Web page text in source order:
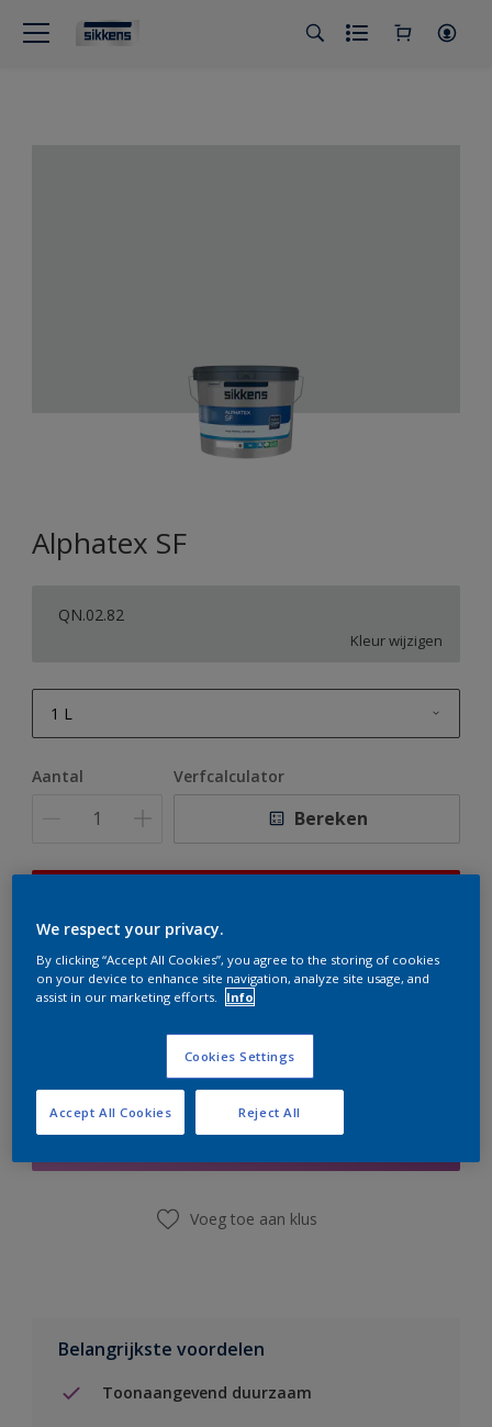
Alphatex SF
QN.02.82
Kleur wijzigen
1 L
10 L
Aantal Verfcalculator
Bereken
te bestellen. Houd de website in de gaten, we werken
er hard aan om de voorraad aan te vullen.
Boodschappenlijst
Voeg toe aan klus
Belangrijkste voordelen
Toonaangevend duurzaam
We respect your privacy.
By clicking “Accept All Cookies”, you agree to the storing of cookies
on your device to enhance site navigation, analyze site usage, and
assist in our marketing efforts.
Info
Cookies Settings
Reject All
Accept All Cookies